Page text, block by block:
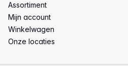
Assortiment
Mijn account
Winkelwagen
Onze locaties